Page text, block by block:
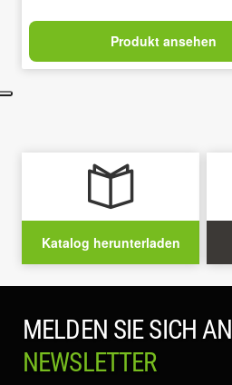
Produkt ansehen
Katalog herunterladen
MELDEN SIE SICH AN
NEWSLETTER